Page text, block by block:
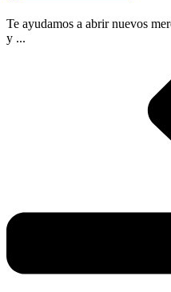
Te ayudamos a abrir nuevos
y ...